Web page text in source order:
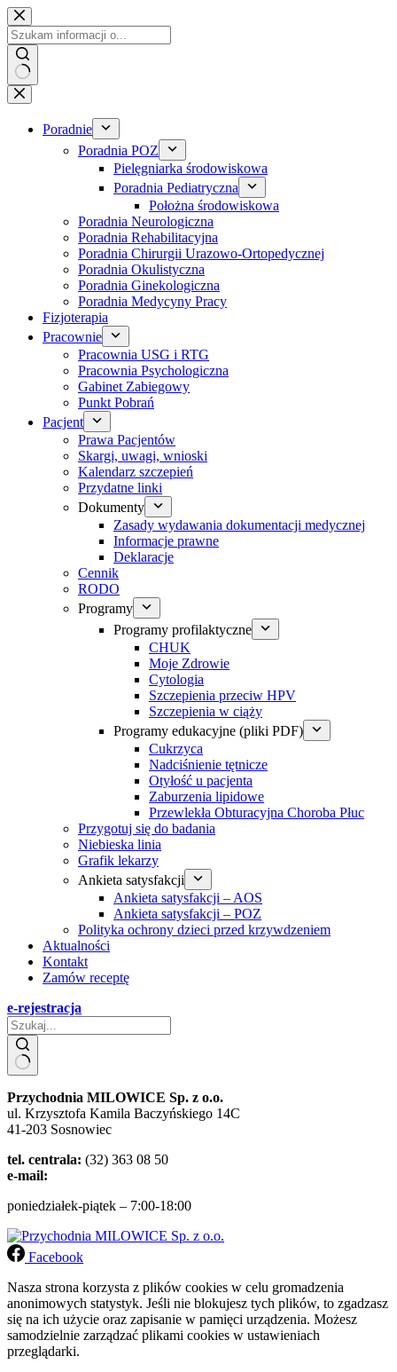
Przejdź
do
treści
Poradnie
Poradnia POZ
Pielęgniarka środowiskowa
Poradnia Pediatryczna
Położna środowiskowa
Poradnia Neurologiczna
Poradnia Rehabilitacyjna
Poradnia Chirurgii Urazowo-Ortopedycznej
Poradnia Okulistyczna
Poradnia Ginekologiczna
Poradnia Medycyny Pracy
Fizjoterapia
Pracownie
Pracownia USG i RTG
Pracownia Psychologiczna
Gabinet Zabiegowy
Punkt Pobrań
Pacjent
Prawa Pacjentów
Skargi, uwagi, wnioski
Kalendarz szczepień
Przydatne linki
Dokumenty
Zasady wydawania dokumentacji medycznej
Informacje prawne
Deklaracje
Cennik
RODO
Programy
Programy profilaktyczne
CHUK
Moje Zdrowie
Cytologia
Szczepienia przeciw HPV
Szczepienia w ciąży
Programy edukacyjne (pliki PDF)
Cukrzyca
Nadciśnienie tętnicze
Otyłość u pacjenta
Zaburzenia lipidowe
Przewlekła Obturacyjna Choroba Płuc
Przygotuj się do badania
Niebieska linia
Grafik lekarzy
Ankieta satysfakcji
Ankieta satysfakcji – AOS
Ankieta satysfakcji – POZ
Polityka ochrony dzieci przed krzywdzeniem
Aktualności
Kontakt
Zamów receptę
e-rejestracja
Przychodnia MILOWICE Sp. z o.o.
ul. Krzysztofa Kamila Baczyńskiego 14C
41-203 Sosnowiec
tel. centrala: (32) 363 08 50
e-mail:
poniedziałek-piątek – 7:00-18:00
Facebook
Nasza strona korzysta z plików cookies w celu gromadzenia
anonimowych statystyk. Jeśli nie blokujesz tych plików, to zgadzasz
się na ich użycie oraz zapisanie w pamięci urządzenia. Możesz
samodzielnie zarządzać plikami cookies w ustawieniach
przeglądarki.